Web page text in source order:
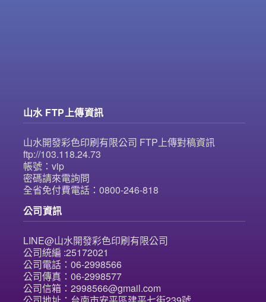
山水 FTP上傳資訊
山水開發彩色印刷有限公司 FTP上傳對稿資訊
ftp://103.118.24.73
帳號：vip
密碼請來電詢問
全省免付費電話：0800-246-818
公司資訊
LINE@山水開發彩色印刷有限公司
公司統編 :25172021
公司電話：06-2998566
公司傳真：06-2998577
公司信箱：2998566@gmail.com